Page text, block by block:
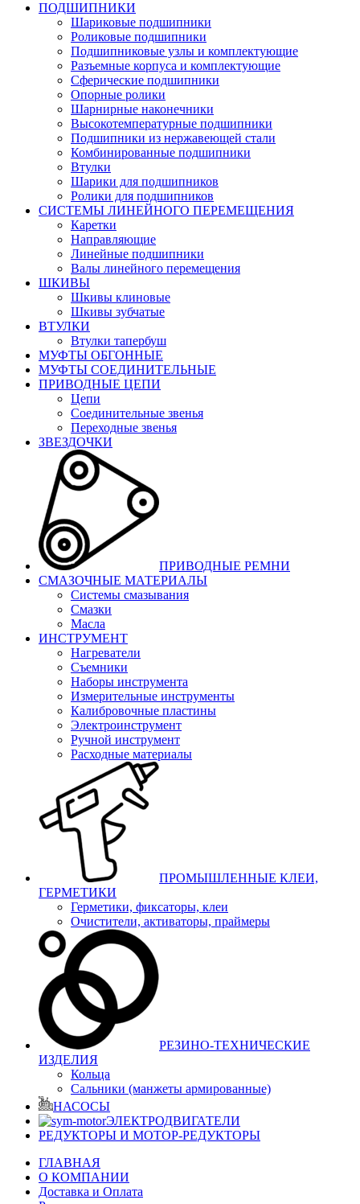
ПОДШИПНИКИ
Шариковые подшипники
Роликовые подшипники
Подшипниковые узлы и комплектующие
Разъемные корпуса и комплектующие
Сферические подшипники
Опорные ролики
Шарнирные наконечники
Высокотемпературные подшипники
Подшипники из нержавеющей стали
Комбинированные подшипники
Втулки
Шарики для подшипников
Ролики для подшипников
СИСТЕМЫ ЛИНЕЙНОГО ПЕРЕМЕЩЕНИЯ
Каретки
Направляющие
Линейные подшипники
Валы линейного перемещения
ШКИВЫ
Шкивы клиновые
Шкивы зубчатые
ВТУЛКИ
Втулки тапербуш
МУФТЫ ОБГОННЫЕ
МУФТЫ СОЕДИНИТЕЛЬНЫЕ
ПРИВОДНЫЕ ЦЕПИ
Цепи
Соединительные звенья
Переходные звенья
ЗВЕЗДОЧКИ
ПРИВОДНЫЕ РЕМНИ
СМАЗОЧНЫЕ МАТЕРИАЛЫ
Системы смазывания
Смазки
Масла
ИНСТРУМЕНТ
Нагреватели
Съемники
Наборы инструмента
Измерительные инструменты
Калибровочные пластины
Электроинструмент
Ручной инструмент
Расходные материалы
ПРОМЫШЛЕННЫЕ КЛЕИ,
ГЕРМЕТИКИ
Герметики, фиксаторы, клеи
Очистители, активаторы, праймеры
РЕЗИНО-ТЕХНИЧЕСКИЕ
ИЗДЕЛИЯ
Кольца
Сальники (манжеты армированные)
НАСОСЫ
ЭЛЕКТРОДВИГАТЕЛИ
РЕДУКТОРЫ И МОТОР-РЕДУКТОРЫ
ГЛАВНАЯ
О КОМПАНИИ
Доставка и Оплата